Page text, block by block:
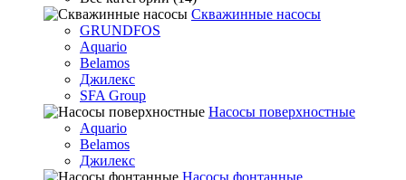
Скважинные насосы
GRUNDFOS
Aquario
Belamos
Джилекс
SFA Group
Насосы поверхностные
Aquario
Belamos
Джилекс
Насосы фонтанные